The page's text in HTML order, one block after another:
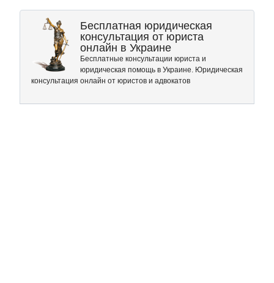
Бесплатная юридическая
консультация от юриста
онлайн в Украине
Бесплатные консультации юриста и
юридическая помощь в Украине. Юридическая
консультация онлайн от юристов и адвокатов